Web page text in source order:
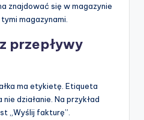
znajdować się w magazynie
magazynami.
przepływy
ma etykietę. Etiqueta
działanie. Na przykład
„Wyślij fakturę”.